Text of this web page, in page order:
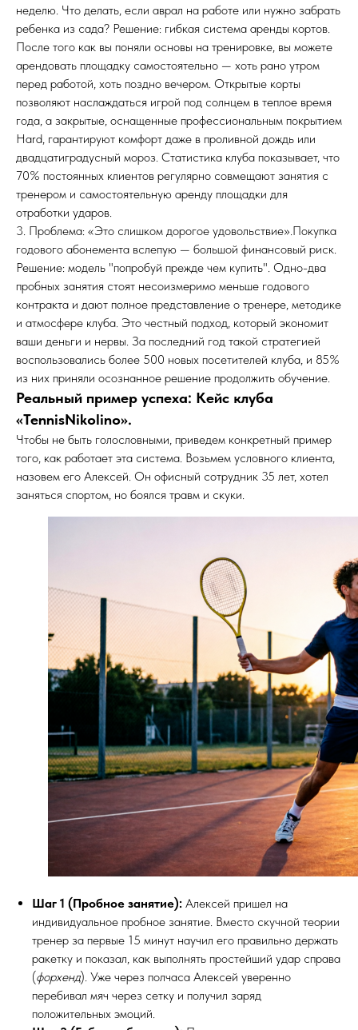
неделю. Что делать, если аврал на работе или нужно забрать
ребенка из сада? Решение: гибкая система аренды кортов.
После того как вы поняли основы на тренировке, вы можете
арендовать площадку самостоятельно — хоть рано утром
перед работой, хоть поздно вечером. Открытые корты
позволяют наслаждаться игрой под солнцем в теплое время
года, а закрытые, оснащенные профессиональным покрытием
Hard, гарантируют комфорт даже в проливной дождь или
двадцатиградусный мороз. Статистика клуба показывает, что
70% постоянных клиентов регулярно совмещают занятия с
тренером и самостоятельную аренду площадки для
отработки ударов.
3. Проблема: «Это слишком дорогое удовольствие».Покупка
годового абонемента вслепую — большой финансовый риск.
Решение: модель "попробуй прежде чем купить". Одно-два
пробных занятия стоят несоизмеримо меньше годового
контракта и дают полное представление о тренере, методике
и атмосфере клуба. Это честный подход, который экономит
ваши деньги и нервы. За последний год такой стратегией
воспользовались более 500 новых посетителей клуба, и 85%
из них приняли осознанное решение продолжить обучение.
Реальный пример успеха: Кейс клуба
«TennisNikolino».
Чтобы не быть голословными, приведем конкретный пример
того, как работает эта система. Возьмем условного клиента,
назовем его Алексей. Он офисный сотрудник 35 лет, хотел
заняться спортом, но боялся травм и скуки.
Шаг 1 (Пробное занятие): Алексей пришел на
индивидуальное пробное занятие. Вместо скучной теории
тренер за первые 15 минут научил его правильно держать
ракетку и показал, как выполнять простейший удар справа
(форхенд). Уже через полчаса Алексей уверенно
перебивал мяч через сетку и получил заряд
положительных эмоций.